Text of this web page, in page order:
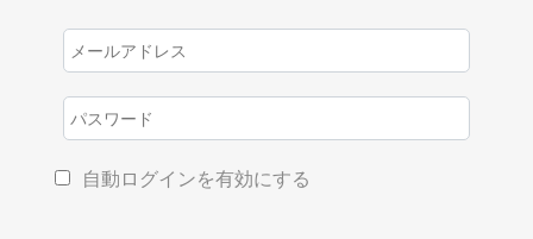
自動ログインを有効にする